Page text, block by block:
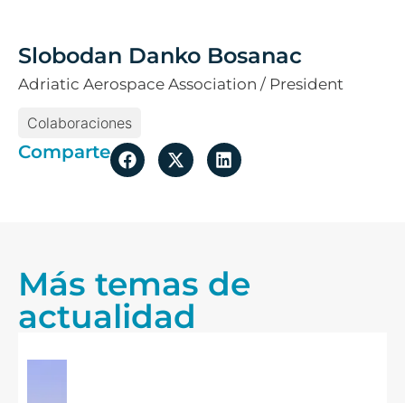
Slobodan Danko Bosanac
Adriatic Aerospace Association / President
Colaboraciones
Comparte
Más temas de
actualidad